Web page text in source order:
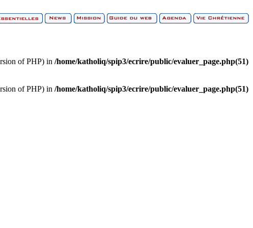
of PHP) in /home/katholiq/spip3/ecrire/public/evaluer_page.php(51)
of PHP) in /home/katholiq/spip3/ecrire/public/evaluer_page.php(51)